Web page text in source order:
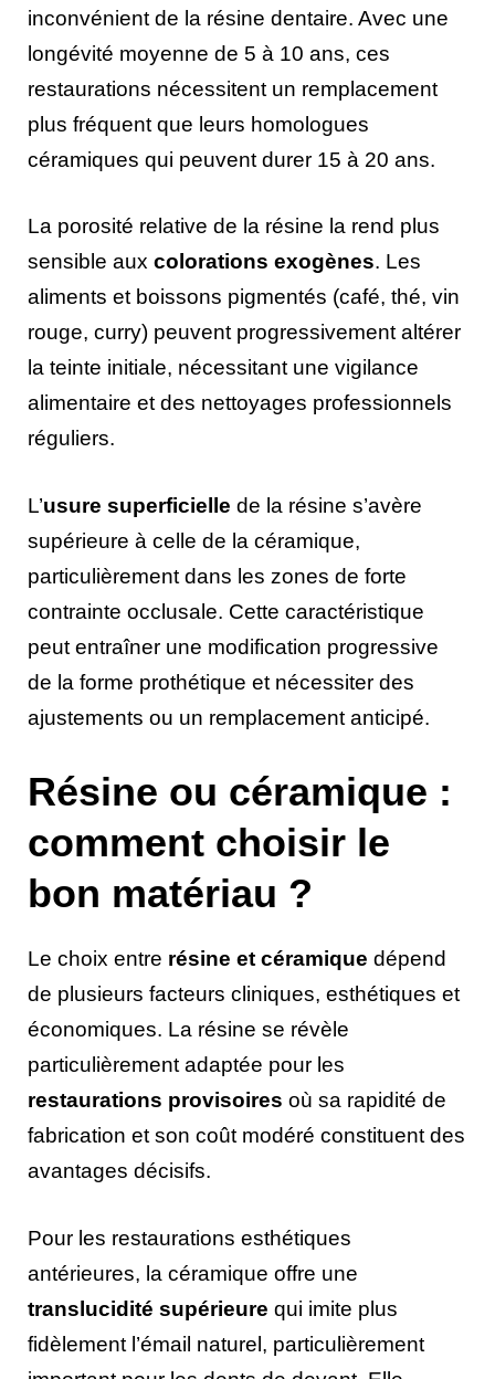
inconvénient de la résine dentaire. Avec une
longévité moyenne de 5 à 10 ans, ces
restaurations nécessitent un remplacement
plus fréquent que leurs homologues
céramiques qui peuvent durer 15 à 20 ans.
La porosité relative de la résine la rend plus
sensible aux colorations exogènes. Les
aliments et boissons pigmentés (café, thé, vin
rouge, curry) peuvent progressivement altérer
la teinte initiale, nécessitant une vigilance
alimentaire et des nettoyages professionnels
réguliers.
L’usure superficielle de la résine s’avère
supérieure à celle de la céramique,
particulièrement dans les zones de forte
contrainte occlusale. Cette caractéristique
peut entraîner une modification progressive
de la forme prothétique et nécessiter des
ajustements ou un remplacement anticipé.
Résine ou céramique :
comment choisir le
bon matériau ?
Le choix entre résine et céramique dépend
de plusieurs facteurs cliniques, esthétiques et
économiques. La résine se révèle
particulièrement adaptée pour les
restaurations provisoires où sa rapidité de
fabrication et son coût modéré constituent des
avantages décisifs.
Pour les restaurations esthétiques
antérieures, la céramique offre une
translucidité supérieure qui imite plus
fidèlement l’émail naturel, particulièrement